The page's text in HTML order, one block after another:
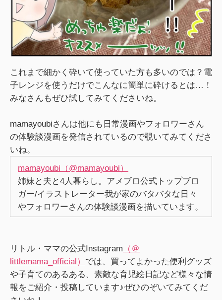
これまで細かく砕いて使っていた方も多いのでは？電
子レンジを使うだけでこんなに簡単に砕けるとは…！
みなさんもぜひ試してみてくださいね。
mamayoubiさんは他にも日常漫画やフォロワーさん
の体験談漫画を発信されているので覗いてみてくださ
いね。
mamayoubi（@mamayoubi）
姉妹と夫と4人暮らし。アメブロ公式トップブロ
ガー/イラストレーター我が家のバタバタな日々
やフォロワーさんの体験談漫画を描いています。
リトル・ママの公式Instagram （＠
littlemama_official） では、買ってよかった便利グッズ
や子育てのあるある、素敵な育児絵日記など様々な情
報をご紹介・投稿しています♪ぜひのぞいてみてくだ